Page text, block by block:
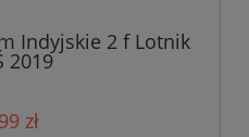
Indyjskie 2 f Lotnik
2019
zł